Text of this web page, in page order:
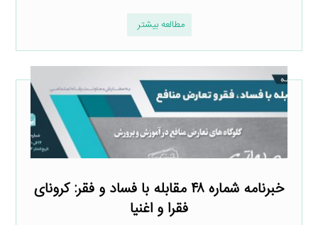
مطالعه بیشتر
خبرنامه شماره ۴۸ مقابله با فساد و فقر: کرونای
فقرا و اغنیا